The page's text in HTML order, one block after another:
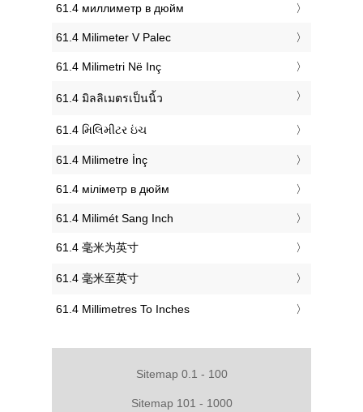
‎61.4 миллиметр в дюйм
‎61.4 Milimeter V Palec
‎61.4 Milimetri Në Inç
‎61.4 มิลลิเมตรเป็นนิ้ว
‎61.4 મિલિમીટર ઇંચ
‎61.4 Milimetre İnç
‎61.4 міліметр в дюйм
‎61.4 Milimét Sang Inch
‎61.4 毫米为英寸
‎61.4 毫米至英寸
‎61.4 Millimetres To Inches
Sitemap 0.1 - 100
Sitemap 101 - 1000